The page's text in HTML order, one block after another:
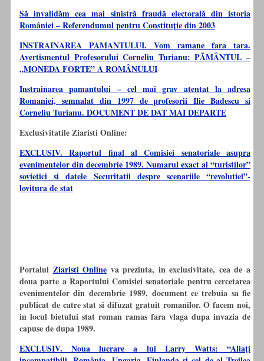
Să invalidăm cea mai sinistră fraudă electorală din istoria
României – Referendumul pentru Constituție din 2003
INSTRAINAREA PAMANTULUI. Vom ramane fara tara.
Avertismentul Profesorului Corneliu Turianu: PĂMÂNTUL –
„MONEDA FORTE” A ROMÂNULUI
Instrainarea pamantului – cel mai grav atentat la adresa
Romaniei, semnalat din 1997 de profesorii Ilie Badescu si
Corneliu Turianu. DOCUMENT DE DAT MAI DEPARTE
Exclusivitatile Ziaristi Online:
EXCLUSIV. Raportul final al Comisiei senatoriale asupra
evenimentelor din decembrie 1989. Numarul exact al “turistilor”
sovietici si datele Securitatii despre scenariile “revolutiei”-
lovitura de stat
Portalul Ziaristi Online va prezinta, in exclusivitate, cea de a
doua parte a Raportului Comisiei senatoriale pentru cercetarea
evenimentelor din decembrie 1989, document ce trebuia sa fie
publicat de catre stat si difuzat gratuit romanilor. O facem noi,
in locul bietului stat roman ramas fara vlaga dupa invazia de
capuse de dupa 1989.
EXCLUSIV. Noua lucrare a lui Larry Watts: “Aliaţi